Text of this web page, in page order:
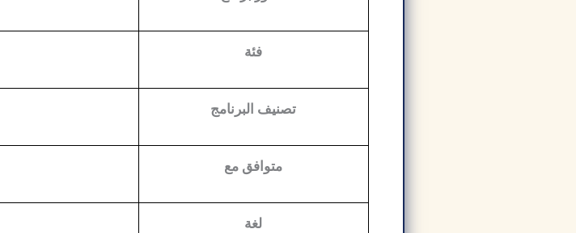
فئة
تصنيف البرنامج
متوافق مع
لغة